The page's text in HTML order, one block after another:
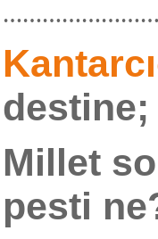
destine;
Millet
pesti